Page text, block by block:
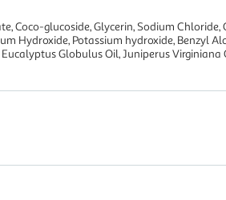
Coco-glucoside, Glycerin, Sodium
Hydroxide, Potassium hydroxide, Benzyl
Globulus Oil, Juniperus